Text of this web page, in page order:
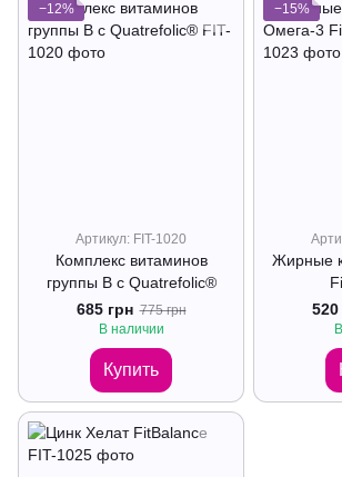
−12%
Артикул: FIT-1020
Комплекс витаминов
группы В с Quatrefolic®
685 грн 775 грн
В наличии
Купить
−15%
Жирные
520